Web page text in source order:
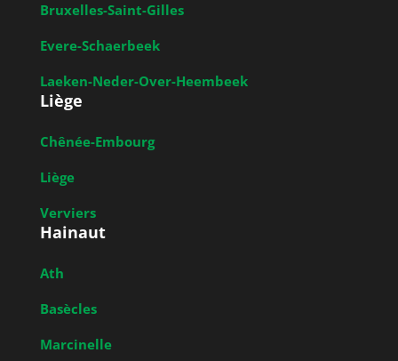
Bruxelles-Saint-Gilles
Evere-Schaerbeek
Laeken-Neder-Over-Heembeek
Liège
Chênée-Embourg
Liège
Verviers
Hainaut
Ath
Basècles
Marcinelle